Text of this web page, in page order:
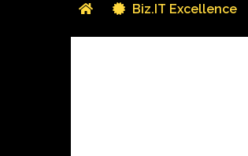
Biz.IT Excellence